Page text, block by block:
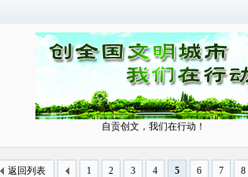
自贡创文，我们在行动！
1 2 3 4 5 6 7 8
返回列表